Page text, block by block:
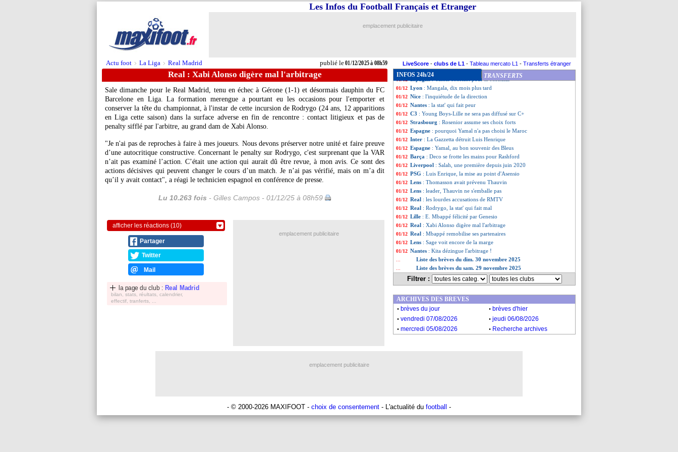
Actu foot > La Liga > Real Madrid publié le01/12/2025 à 08h59
Les Infos du Football Français et Etranger
emplacement publicitaire
LiveScore - clubs de L1 - Tableau mercato L1 - Transferts étranger
Real : Xabi Alonso digère mal l'arbitrage
Sale dimanche pour le Real Madrid, tenu en échec à Gérone (1-1) et désormais dauphin du FC
Barcelone en Liga. La formation merengue a pourtant eu les occasions pour l'emporter et
conserver la tête du championnat, à l'instar de cette incursion deRodrygo (24 ans, 12 apparitions
en Liga cette saison) dans la surface adverse en fin de rencontre : contact litigieux et pas de
penalty sifflé par l'arbitre, au grand dam de Xabi Alonso.
"Je n'ai pas de reproches à faire à mes joueurs. Nous devons préserver notre unité et faire preuve
d’une autocritique constructive. Concernant le penalty sur Rodrygo, c'est surprenant que la VAR
n’ait pas examiné l’action. C’était une action qui aurait dû être revue, à mon avis. Ce sont des
actions décisives qui peuvent changer le cours d’un match. Je n’ai pas vérifié, mais on m’a dit
qu’il y avait contact", a réagi le technicien espagnol en conférence de presse.
Lu 10.263 fois - Gilles Campos - 01/12/25 à 08h59
afficher les réactions (10)
Partager
Twitter
Mail
la page du club : Real Madrid
bilan, stats, réultats, calendrier,
effectif, tranferts, ...
INFOS 24h/24 TRANSFERTS
01/12 Chelsea: Maresca ne comprend pas l'arbitrage
01/12 Grêmio : les cadors anglais visent Luis Eduardo
01/12 Juve
01/12 PSG: Doué réagit à son Golden Boy
01/12 Barça: Ter Stegen, de retour et convoité
: Yamal confiant pour le Mondial
01/12 Lyon : Mangala, dix mois plus tard
01/12 Nice : l'inquiétude de la direction
01/12 Nantes : la stat' qui fait peur
01/12 C3 : Young Boys-Lille ne sera pas diffusé sur C+
01/12 Strasbourg : Rosenior assume ses choix forts
01/12 Espagne : pourquoi Yamal n'a pas choisi le Maroc
01/12 Inter : La Gazzetta détruit Luis Henrique
01/12 Espagne : Yamal, au bon souvenir des Bleus
01/12 Barça : Deco se frotte les mains pour Rashford
01/12 Liverpool : Salah, une première depuis juin 2020
01/12 PSG : Luis Enrique, la mise au point d'Asensio
01/12 Lens : Thomasson avait prévenu Thauvin
01/12 Lens : leader, Thauvin ne s'emballe pas
01/12 Real : les lourdes accusations de RMTV
01/12 Real : Rodrygo, la stat' qui fait mal
01/12 Lille : E. Mbappé félicité par Genesio
01/12 Real : Xabi Alonso digère mal l'arbitrage
01/12 Real : Mbappé remobilise ses partenaires
01/12 Lens : Sage voit encore de la marge
01/12 Nantes : Kita dézingue l'arbitrage !
Liste des brèves du dim. 30 novembre 2025
Liste des brèves du sam. 29 novembre 2025
Filtrer :
emplacement publicitaire
ARCHIVES DES BREVES
. brèves du jour . brèves d'hier
. vendredi 07/08/2026 . jeudi 06/08/2026
. mercredi 05/08/2026 . Recherche archives
emplacement publicitaire
- © 2000-2026 MAXIFOOT - choix de consentement - L'actualité du football -